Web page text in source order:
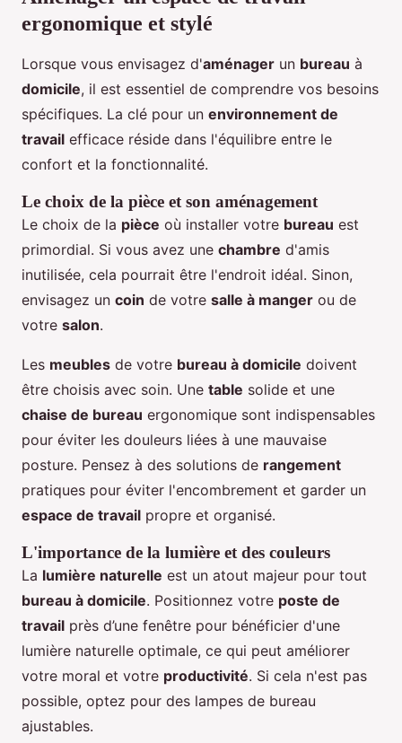
ergonomique et stylé
Lorsque vous envisagez d'aménager un bureau à
domicile, il est essentiel de comprendre vos besoins
spécifiques. La clé pour un environnement de
travail efficace réside dans l'équilibre entre le
confort et la fonctionnalité.
Le choix de la pièce et son aménagement
Le choix de la pièce où installer votre bureau est
primordial. Si vous avez une chambre d'amis
inutilisée, cela pourrait être l'endroit idéal. Sinon,
envisagez un coin de votre salle à manger ou de
votre salon.
Les meubles de votre bureau à domicile doivent
être choisis avec soin. Une table solide et une
chaise de bureau ergonomique sont indispensables
pour éviter les douleurs liées à une mauvaise
posture. Pensez à des solutions de rangement
pratiques pour éviter l'encombrement et garder un
espace de travail propre et organisé.
L'importance de la lumière et des couleurs
La lumière naturelle est un atout majeur pour tout
bureau à domicile. Positionnez votre poste de
travail près d’une fenêtre pour bénéficier d'une
lumière naturelle optimale, ce qui peut améliorer
votre moral et votre productivité. Si cela n'est pas
possible, optez pour des lampes de bureau
ajustables.